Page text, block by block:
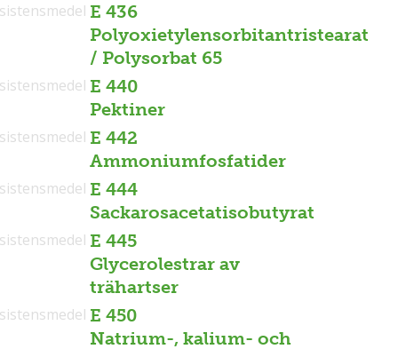
E 436
Polyoxietylensorbitantristearat
/ Polysorbat 65
E 440
Pektiner
E 442
Ammoniumfosfatider
E 444
Sackarosacetatisobutyrat
E 445
Glycerolestrar av
trähartser
E 450
Natrium-, kalium- och